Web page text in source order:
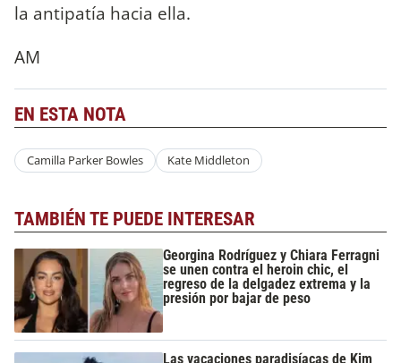
la antipatía hacia ella.
AM
EN ESTA NOTA
Camilla Parker Bowles Kate Middleton
TAMBIÉN TE PUEDE INTERESAR
Georgina Rodríguez y Chiara Ferragni
se unen contra el heroin chic, el
regreso de la delgadez extrema y la
presión por bajar de peso
Las vacaciones paradisíacas de Kim